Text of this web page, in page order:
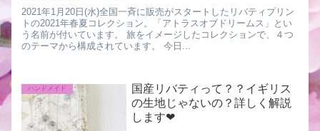
2021年1月20日(水)全国一斉に販売がスタートしたリバティプリン
トの2021年春夏コレクション。「アトラスオブドリームス」とい
う名前が付いています。 旅をイメージしたコレクションで、４つ
のテーマから構成されています。 今日...
ハンドメイド
国産リバティって？？イギリス
の生地じゃないの？詳しく解説
します❤︎